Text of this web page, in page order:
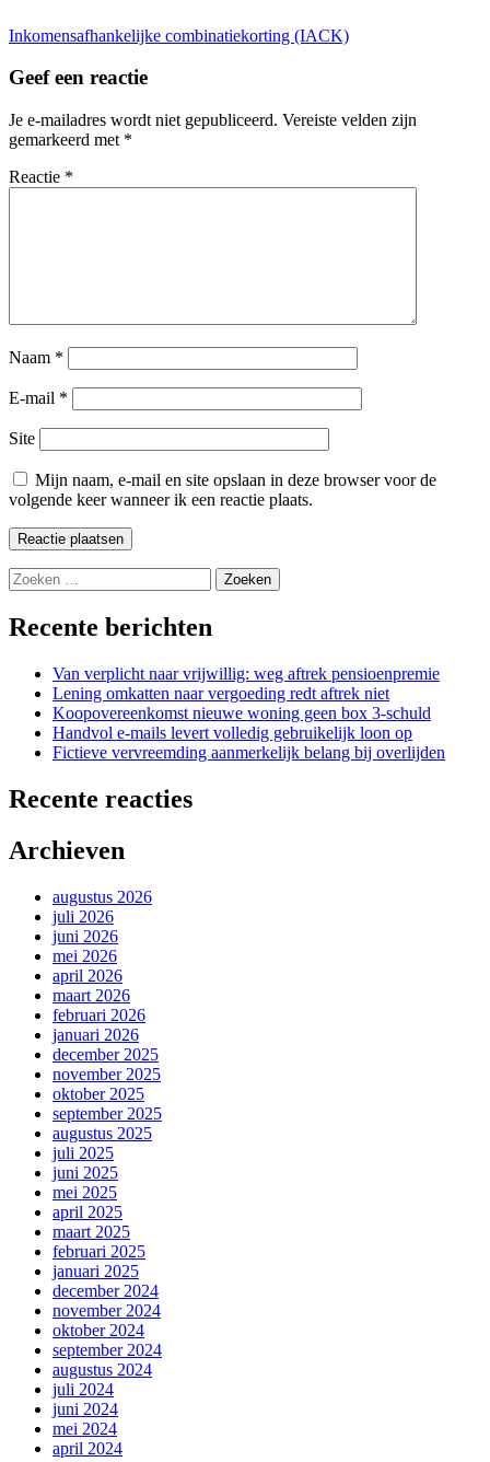
Bericht
navigatie
Inkomensafhankelijke combinatiekorting (IACK)
Geef een reactie
Je e-mailadres wordt niet gepubliceerd. Vereiste velden zijn
gemarkeerd met *
Reactie *
Naam *
E-mail *
Site
Mijn naam, e-mail en site opslaan in deze browser voor de
volgende keer wanneer ik een reactie plaats.
Zoeken
naar:
Recente berichten
Van verplicht naar vrijwillig: weg aftrek pensioenpremie
Lening omkatten naar vergoeding redt aftrek niet
Koopovereenkomst nieuwe woning geen box 3-schuld
Handvol e-mails levert volledig gebruikelijk loon op
Fictieve vervreemding aanmerkelijk belang bij overlijden
Recente reacties
Archieven
augustus 2026
juli 2026
juni 2026
mei 2026
april 2026
maart 2026
februari 2026
januari 2026
december 2025
november 2025
oktober 2025
september 2025
augustus 2025
juli 2025
juni 2025
mei 2025
april 2025
maart 2025
februari 2025
januari 2025
december 2024
november 2024
oktober 2024
september 2024
augustus 2024
juli 2024
juni 2024
mei 2024
april 2024